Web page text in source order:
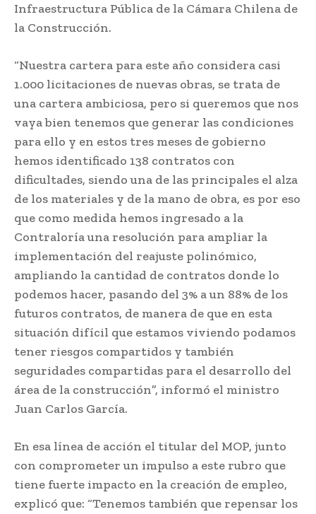
Infraestructura Pública de la Cámara Chilena de
la Construcción.
“Nuestra cartera para este año considera casi
1.000 licitaciones de nuevas obras, se trata de
una cartera ambiciosa, pero si queremos que nos
vaya bien tenemos que generar las condiciones
para ello y en estos tres meses de gobierno
hemos identificado 138 contratos con
dificultades, siendo una de las principales el alza
de los materiales y de la mano de obra, es por eso
que como medida hemos ingresado a la
Contraloría una resolución para ampliar la
implementación del reajuste polinómico,
ampliando la cantidad de contratos donde lo
podemos hacer, pasando del 3% a un 88% de los
futuros contratos, de manera de que en esta
situación difícil que estamos viviendo podamos
tener riesgos compartidos y también
seguridades compartidas para el desarrollo del
área de la construcción”, informó el ministro
Juan Carlos García.
En esa línea de acción el titular del MOP, junto
con comprometer un impulso a este rubro que
tiene fuerte impacto en la creación de empleo,
explicó que: “Tenemos también que repensar los